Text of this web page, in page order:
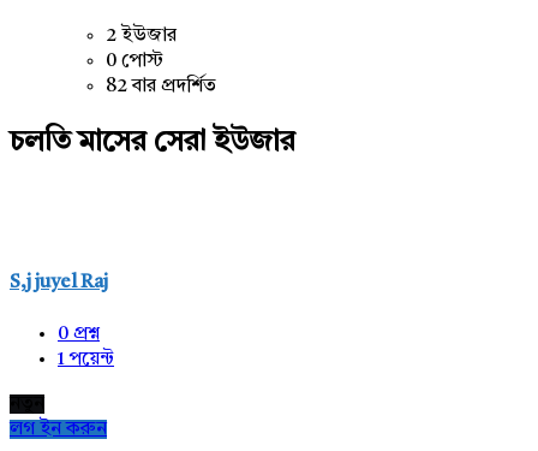
2 ইউজার
0 পোস্ট
82 বার প্রদর্শিত
চলতি মাসের সেরা ইউজার
S,j juyel Raj
0 প্রশ্ন
1পয়েন্ট
লগ ইন করুন